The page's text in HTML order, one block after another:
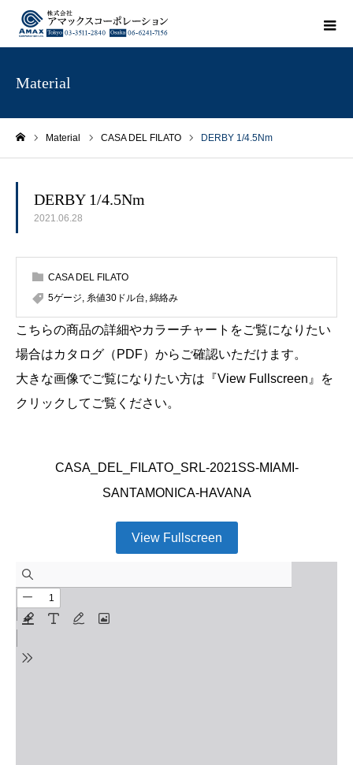
Material
Material CASA DEL FILATO DERBY 1/4.5Nm
DERBY 1/4.5Nm
2021.06.28
CASA DEL FILATO
5ゲージ, 糸値30ドル台, 綿絡み
こちらの商品の詳細やカラーチャートをご覧になりたい
場合はカタログ（PDF）からご確認いただけます。
大きな画像でご覧になりたい方は『View Fullscreen』を
クリックしてご覧ください。
CASA_DEL_FILATO_SRL-2021SS-MIAMI-
SANTAMONICA-HAVANA
View Fullscreen